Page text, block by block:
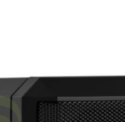
Недоліки: